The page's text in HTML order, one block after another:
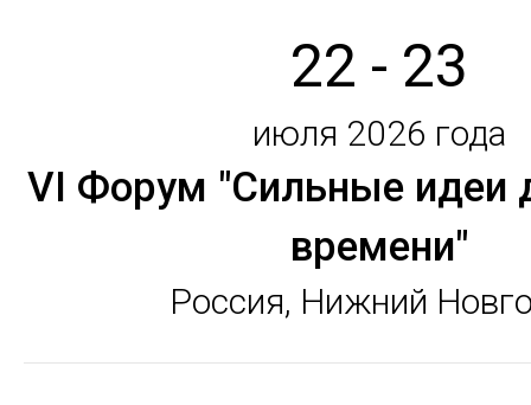
22 - 23
июля 2026 года
VI Форум "Сильные идеи
времени"
Россия, Нижний